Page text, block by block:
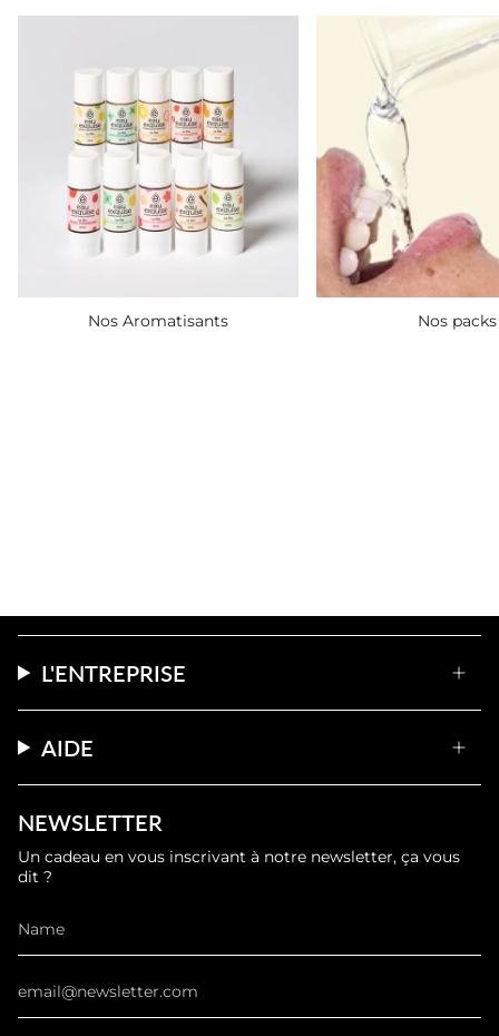
Nos Aromatisants Nos packs
L'ENTREPRISE
AIDE
NEWSLETTER
Un cadeau en vous inscrivant à notre newsletter, ça vous
dit ?